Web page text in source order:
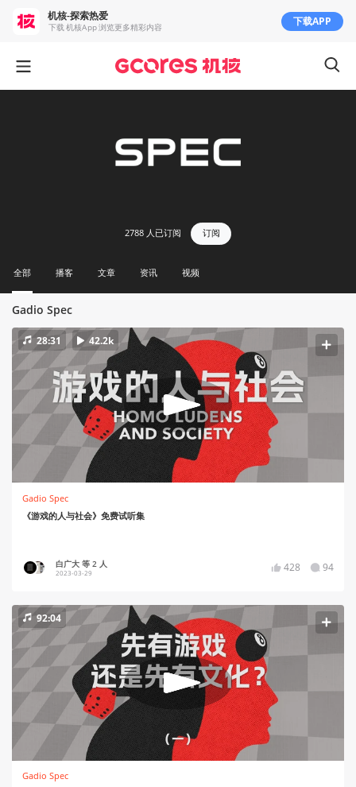
2788 人已订阅 订阅
全部 播客 文章 资讯 视频
Gadio Spec
28:31 42.2k
Gadio Spec
《游戏的人与社会》免费试听集
白广大 等 2 人
2023-03-29 428 94
92:04
Gadio Spec
机核-探索热爱
下载 机核App 浏览更多精彩内容 下载APP